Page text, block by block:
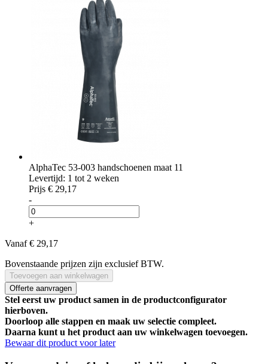
AlphaTec 53-003 handschoenen maat 11
Levertijd: 1 tot 2 weken
Prijs € 29,17
-
+
Vanaf € 29,17
Bovenstaande prijzen zijn exclusief BTW.
Toevoegen aan winkelwagen
Offerte aanvragen
Stel eerst uw product samen in de productconfigurator
hierboven.
Doorloop alle stappen en maak uw selectie compleet.
Daarna kunt u het product aan uw winkelwagen toevoegen.
Bewaar dit product voor later